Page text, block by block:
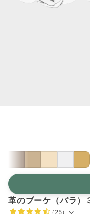
革のブーケ（バラ）
（25）